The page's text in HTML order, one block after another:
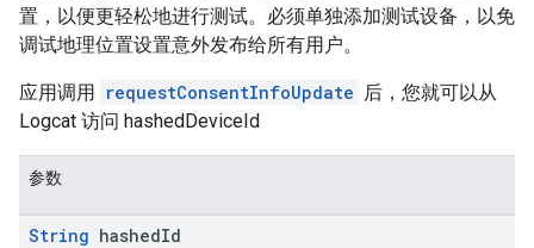
置，以便更轻松地进行测试。必须单独添加测试设备，以免
调试地理位置设置意外发布给所有用户。
应用调用 requestConsentInfoUpdate 后，您就可以从
Logcat 访问 hashedDeviceId
参数
String hashedId